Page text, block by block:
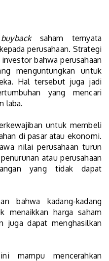
buybacksaham ternyata
perusahaan. Strategi
bahwa perusahaan
menguntungkan untuk
Hal tersebut juga jadi
yang mencari
laba.
untuk membeli
di pasar atau ekonomi.
nilai perusahaan turun
atau perusahaan
yang tidak dapat
bahwa kadang-kadang
menaikkan harga saham
juga dapat menghasilkan
mampu mencerahkan